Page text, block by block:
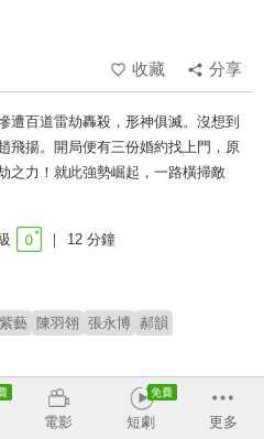
收藏
分享
遭百道雷劫轟殺，形神俱滅。沒想到
飛揚。開局便有三份婚約找上門，原
之力！就此強勢崛起，一路橫掃敵
12 分鐘
藝 陳羽翎 張永博 郝韻
電影 短劇 更多